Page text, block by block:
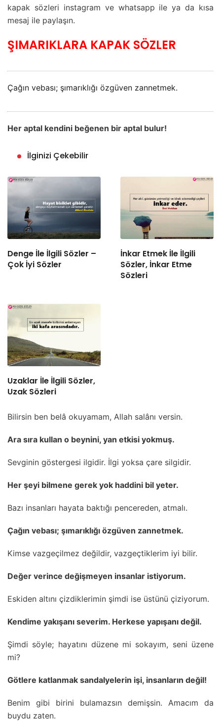
kapak sözleri instagram ve whatsapp ile ya da kısa
mesaj ile paylaşın.
ŞIMARIKLARA KAPAK SÖZLER
Çağın vebası; şımarıklığı özgüven zannetmek.
Her aptal kendini beğenen bir aptal bulur!
İlginizi Çekebilir
Denge İle İlgili Sözler –
Çok İyi Sözler
İnkar Etmek İle İlgili
Sözler, İnkar Etme
Sözleri
Uzaklar İle İlgili Sözler,
Uzak Sözleri
Bilirsin ben belâ okuyamam, Allah salânı versin.
Ara sıra kullan o beynini, yan etkisi yokmuş.
Sevginin göstergesi ilgidir. İlgi yoksa çare silgidir.
Her şeyi bilmene gerek yok haddini bil yeter.
Bazı insanları hayata baktığı pencereden, atmalı.
Çağın vebası; şımarıklığı özgüven zannetmek.
Kimse vazgeçilmez değildir, vazgeçtiklerim iyi bilir.
Değer verince değişmeyen insanlar istiyorum.
Eskiden altını çizdiklerimin şimdi ise üstünü çiziyorum.
Kendime yakışanı severim. Herkese yapışanı değil.
Şimdi söyle; hayatını düzene mi sokayım, seni üzene
mi?
Götlere katlanmak sandalyelerin işi, insanların değil!
Benim gibi birini bulamazsın demişsin. Amacım da
buydu zaten.